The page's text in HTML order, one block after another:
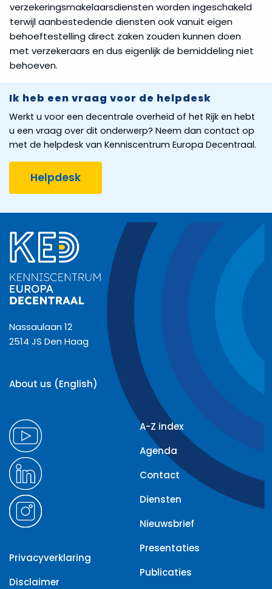
verzekeringsmakelaarsdiensten worden ingeschakeld
terwijl aanbestedende diensten ook vanuit eigen
behoeftestelling direct zaken zouden kunnen doen
met verzekeraars en dus eigenlijk de bemiddeling niet
behoeven.
Ik heb een vraag voor de helpdesk
Werkt u voor een decentrale overheid of het Rijk en hebt
u een vraag over dit onderwerp? Neem dan contact op
met de helpdesk van Kenniscentrum Europa Decentraal.
Helpdesk
Nassaulaan 12
2514 JS Den Haag
About us (English)
Privacyverklaring
Disclaimer
A-Z index
Agenda
Contact
Diensten
Nieuwsbrief
Presentaties
Publicaties